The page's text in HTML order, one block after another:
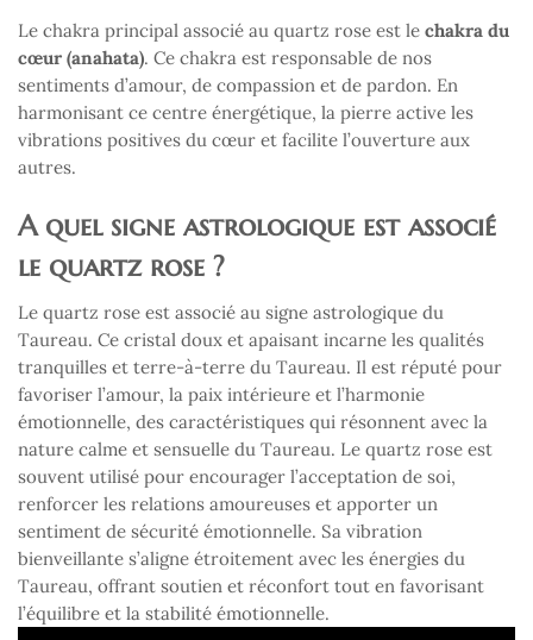
Le chakra principal associé au quartz rose est le chakra du
cœur (anahata). Ce chakra est responsable de nos
sentiments d’amour, de compassion et de pardon. En
harmonisant ce centre énergétique, la pierre active les
vibrations positives du cœur et facilite l’ouverture aux
autres.
A quel signe astrologique est associé
le quartz rose ?
Le quartz rose est associé au signe astrologique du
Taureau. Ce cristal doux et apaisant incarne les qualités
tranquilles et terre-à-terre du Taureau. Il est réputé pour
favoriser l’amour, la paix intérieure et l’harmonie
émotionnelle, des caractéristiques qui résonnent avec la
nature calme et sensuelle du Taureau. Le quartz rose est
souvent utilisé pour encourager l’acceptation de soi,
renforcer les relations amoureuses et apporter un
sentiment de sécurité émotionnelle. Sa vibration
bienveillante s’aligne étroitement avec les énergies du
Taureau, offrant soutien et réconfort tout en favorisant
l’équilibre et la stabilité émotionnelle.